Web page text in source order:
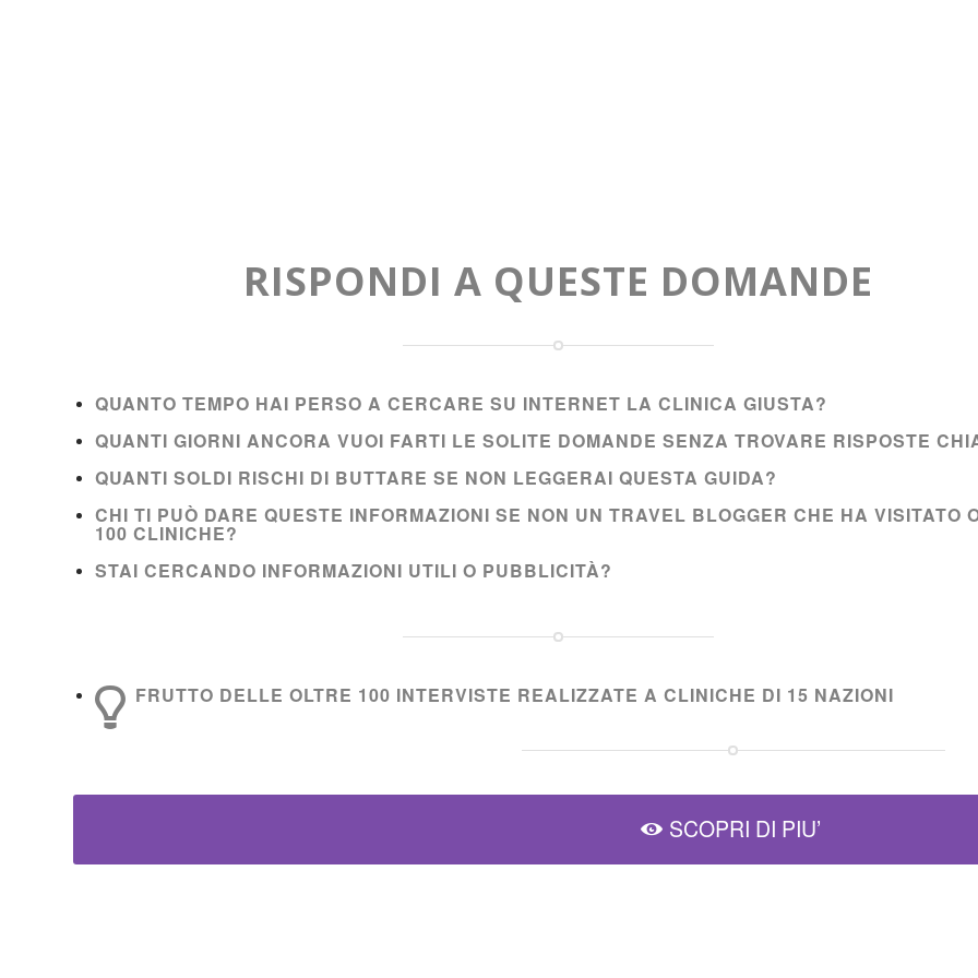
RISPONDI A QUESTE DOMANDE
QUANTO TEMPO HAI PERSO A CERCARE SU INTERNET LA CLINICA GIUSTA?
QUANTI GIORNI ANCORA VUOI FARTI LE SOLITE DOMANDE SENZA TROVARE RISPOSTE
QUANTI SOLDI RISCHI DI BUTTARE SE NON LEGGERAI QUESTA GUIDA?
CHI TI PUÒ DARE QUESTE INFORMAZIONI SE NON UN TRAVEL BLOGGER CHE HA VISITATO
100 CLINICHE?
STAI CERCANDO INFORMAZIONI UTILI O PUBBLICITÀ?
FRUTTO DELLE OLTRE 100 INTERVISTE REALIZZATE A CLINICHE DI 15 NAZIONI
SCOPRI DI PIU’